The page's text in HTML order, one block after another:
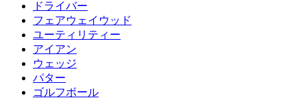
ドライバー
フェアウェイウッド
ユーティリティー
アイアン
ウェッジ
パター
ゴルフボール